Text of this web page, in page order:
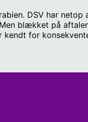
DSV har netop
blækket på
kendt for
runder vi nyheden